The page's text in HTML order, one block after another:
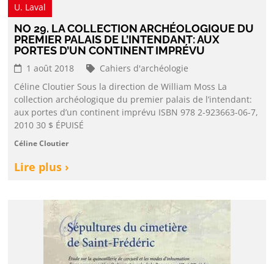
U. Laval
NO 29. LA COLLECTION ARCHÉOLOGIQUE DU
PREMIER PALAIS DE L’INTENDANT: AUX
PORTES D’UN CONTINENT IMPRÉVU
1 août 2018
Cahiers d'archéologie
Céline Cloutier Sous la direction de William Moss La
collection archéologique du premier palais de l’intendant:
aux portes d’un continent imprévu ISBN 978 2-923663-06-7,
2010 30 $ ÉPUISÉ
Céline Cloutier
Lire plus ›